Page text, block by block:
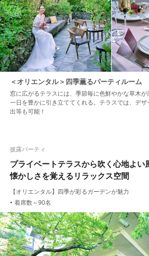
＜オリエンタル＞四季薫るパーティルーム
窓に広がるテラスには、季節毎に色鮮やかな草木
一日を豊かに引き立ててくれる。テラスでは、デ
出等も可能！
プライベートテラスから吹く心地よい
懐かしさを覚えるリラックス空間
披露パーティ
【オリエンタル】四季が彩るガーデンが魅力
● 着席数～90名